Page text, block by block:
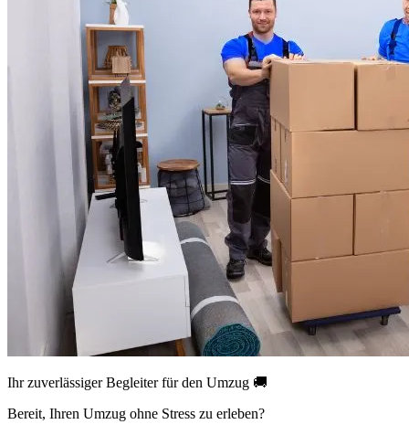
Ihr zuverlässiger Begleiter für den Umzug 🚚
Bereit, Ihren Umzug ohne Stress zu erleben?